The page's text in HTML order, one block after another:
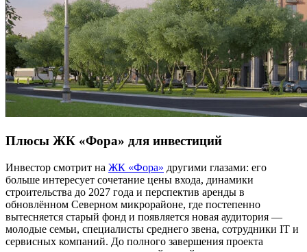
Плюсы ЖК «Фора» для инвестиций
Инвестор смотрит на ЖК «Фора» другими глазами: его
больше интересует сочетание цены входа, динамики
строительства до 2027 года и перспектив аренды в
обновлённом Северном микрорайоне, где постепенно
вытесняется старый фонд и появляется новая аудитория —
молодые семьи, специалисты среднего звена, сотрудники IT и
сервисных компаний. До полного завершения проекта